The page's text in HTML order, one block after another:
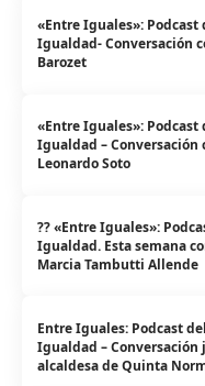
«Entre Iguales»:
Igualdad- Conversación
Barozet
«Entre Iguales»:
Igualdad –
Leonardo Soto
?️‍?️ «Entre Iguales»:
Igualdad. Esta semana
Marcia Tambutti Allende
Entre Iguales: Podcast
Igualdad – Conversación
alcaldesa de Quinta